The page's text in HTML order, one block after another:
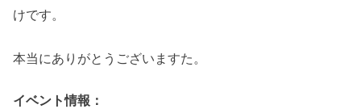
けです。
本当にありがとうございますた。
イベント情報：